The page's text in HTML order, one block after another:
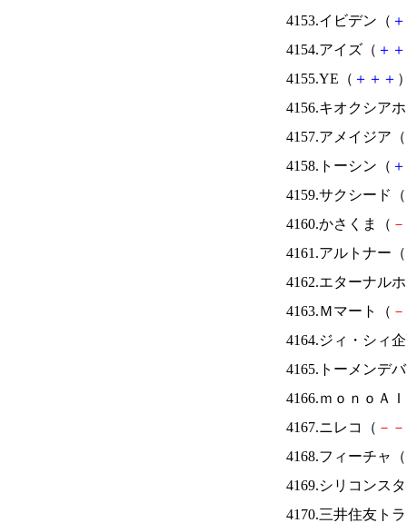
4153.イビデン（ ＋
4154.アイズ（ ＋ ＋
4155.YE（ ＋ ＋ ＋
4156.キオクシア
4157.アメイジア（
4158.トーシン（ ＋
4159.サクシード（
4160.かさくま（ －
4161.アルトナー（
4162.エターナル
4163.Ｍマート（ －
4164.ジィ・シィ
4165.トーメンデ
4166.ｍｏｎｏＡ
4167.ニレコ（ － －
4168.フィーチャ（
4169.シリコンス
4170.三井住友ト